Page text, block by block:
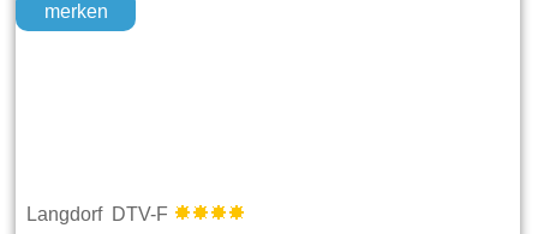
merken
Langdorf DTV-F